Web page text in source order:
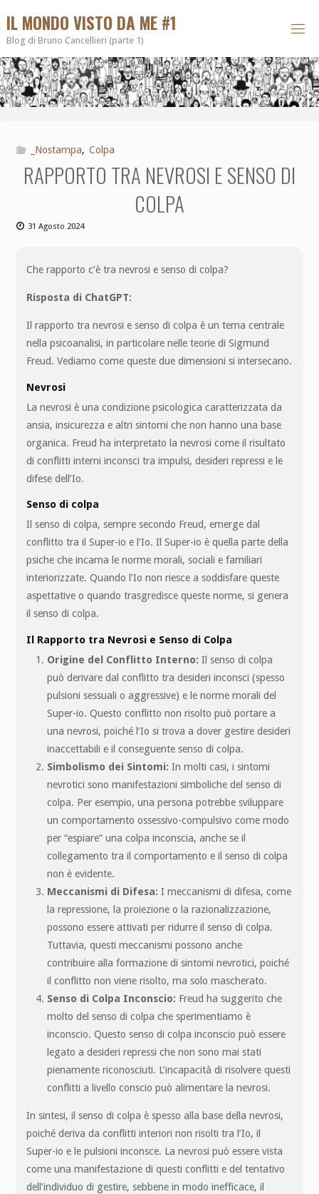
IL MONDO VISTO DA ME #1
Blog di Bruno Cancellieri (parte 1)
_Nostampa, Colpa
RAPPORTO TRA NEVROSI E SENSO DI
COLPA
31 Agosto 2024
Che rapporto c’è tra nevrosi e senso di colpa?
Risposta di ChatGPT:
Il rapporto tra nevrosi e senso di colpa è un tema centrale
nella psicoanalisi, in particolare nelle teorie di Sigmund
Freud. Vediamo come queste due dimensioni si intersecano.
Nevrosi
La nevrosi è una condizione psicologica caratterizzata da
ansia, insicurezza e altri sintomi che non hanno una base
organica. Freud ha interpretato la nevrosi come il risultato
di conflitti interni inconsci tra impulsi, desideri repressi e le
difese dell’Io.
Senso di colpa
Il senso di colpa, sempre secondo Freud, emerge dal
conflitto tra il Super-io e l’Io. Il Super-io è quella parte della
psiche che incarna le norme morali, sociali e familiari
interiorizzate. Quando l’Io non riesce a soddisfare queste
aspettative o quando trasgredisce queste norme, si genera
il senso di colpa.
Il Rapporto tra Nevrosi e Senso di Colpa
Origine del Conflitto Interno: Il senso di colpa
può derivare dal conflitto tra desideri inconsci (spesso
pulsioni sessuali o aggressive) e le norme morali del
Super-io. Questo conflitto non risolto può portare a
una nevrosi, poiché l’Io si trova a dover gestire desideri
inaccettabili e il conseguente senso di colpa.
Simbolismo dei Sintomi: In molti casi, i sintomi
nevrotici sono manifestazioni simboliche del senso di
colpa. Per esempio, una persona potrebbe sviluppare
un comportamento ossessivo-compulsivo come modo
per “espiare” una colpa inconscia, anche se il
collegamento tra il comportamento e il senso di colpa
non è evidente.
Meccanismi di Difesa: I meccanismi di difesa, come
la repressione, la proiezione o la razionalizzazione,
possono essere attivati per ridurre il senso di colpa.
Tuttavia, questi meccanismi possono anche
contribuire alla formazione di sintomi nevrotici, poiché
il conflitto non viene risolto, ma solo mascherato.
Senso di Colpa Inconscio: Freud ha suggerito che
molto del senso di colpa che sperimentiamo è
inconscio. Questo senso di colpa inconscio può essere
legato a desideri repressi che non sono mai stati
pienamente riconosciuti. L’incapacità di risolvere questi
conflitti a livello conscio può alimentare la nevrosi.
In sintesi, il senso di colpa è spesso alla base della nevrosi,
poiché deriva da conflitti interiori non risolti tra l’Io, il
Super-io e le pulsioni inconsce. La nevrosi può essere vista
come una manifestazione di questi conflitti e del tentativo
dell’individuo di gestire, sebbene in modo inefficace, il